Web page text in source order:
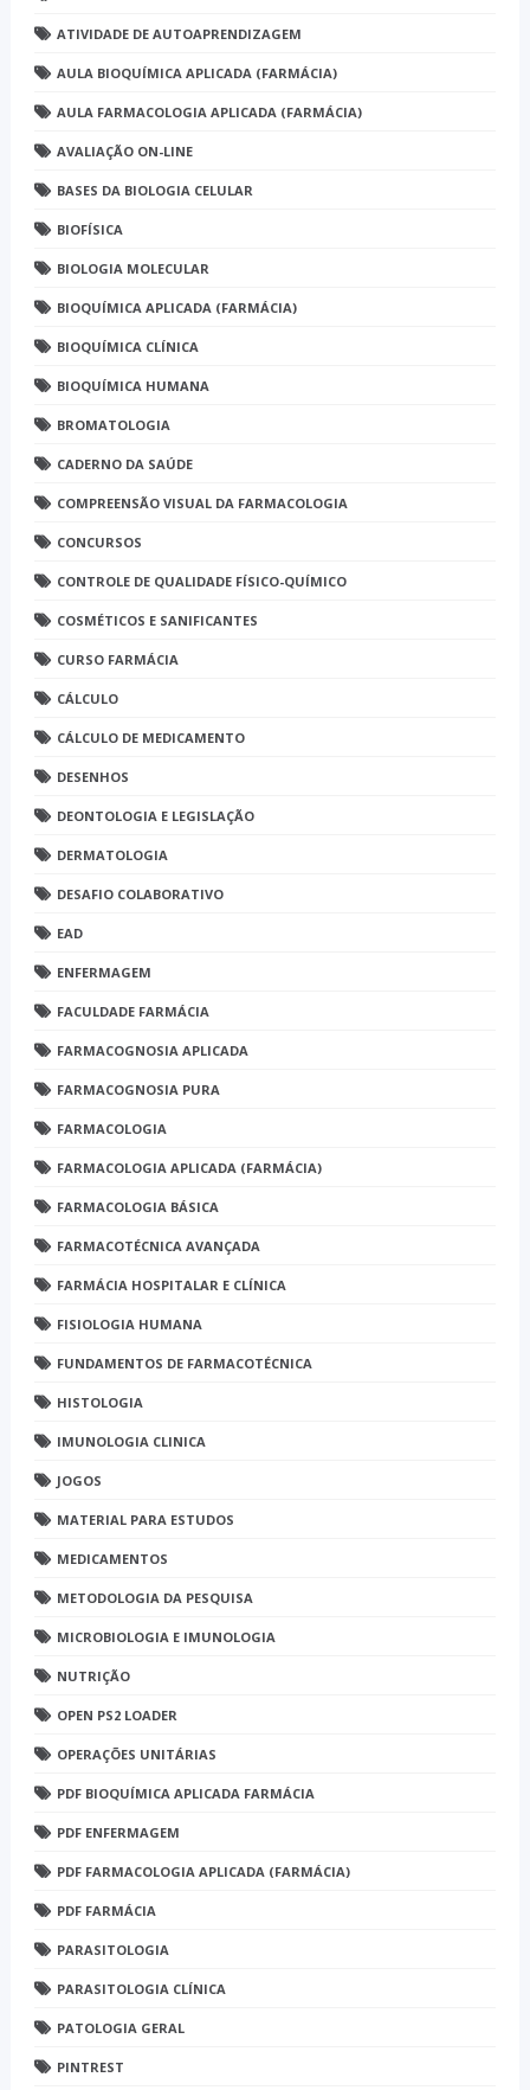
ATIVIDADE DE AUTOAPRENDIZAGEM
AULA BIOQUÍMICA APLICADA (FARMÁCIA)
AULA FARMACOLOGIA APLICADA (FARMÁCIA)
AVALIAÇÃO ON-LINE
BASES DA BIOLOGIA CELULAR
BIOFÍSICA
BIOLOGIA MOLECULAR
BIOQUÍMICA APLICADA (FARMÁCIA)
BIOQUÍMICA CLÍNICA
BIOQUÍMICA HUMANA
BROMATOLOGIA
CADERNO DA SAÚDE
COMPREENSÃO VISUAL DA FARMACOLOGIA
CONCURSOS
CONTROLE DE QUALIDADE FÍSICO-QUÍMICO
COSMÉTICOS E SANIFICANTES
CURSO FARMÁCIA
CÁLCULO
CÁLCULO DE MEDICAMENTO
DESENHOS
DEONTOLOGIA E LEGISLAÇÃO
DERMATOLOGIA
DESAFIO COLABORATIVO
EAD
ENFERMAGEM
FACULDADE FARMÁCIA
FARMACOGNOSIA APLICADA
FARMACOGNOSIA PURA
FARMACOLOGIA
FARMACOLOGIA APLICADA (FARMÁCIA)
FARMACOLOGIA BÁSICA
FARMACOTÉCNICA AVANÇADA
FARMÁCIA HOSPITALAR E CLÍNICA
FISIOLOGIA HUMANA
FUNDAMENTOS DE FARMACOTÉCNICA
HISTOLOGIA
IMUNOLOGIA CLINICA
JOGOS
MATERIAL PARA ESTUDOS
MEDICAMENTOS
METODOLOGIA DA PESQUISA
MICROBIOLOGIA E IMUNOLOGIA
NUTRIÇÃO
OPEN PS2 LOADER
OPERAÇÕES UNITÁRIAS
PDF BIOQUÍMICA APLICADA FARMÁCIA
PDF ENFERMAGEM
PDF FARMACOLOGIA APLICADA (FARMÁCIA)
PDF FARMÁCIA
PARASITOLOGIA
PARASITOLOGIA CLÍNICA
PATOLOGIA GERAL
PINTREST